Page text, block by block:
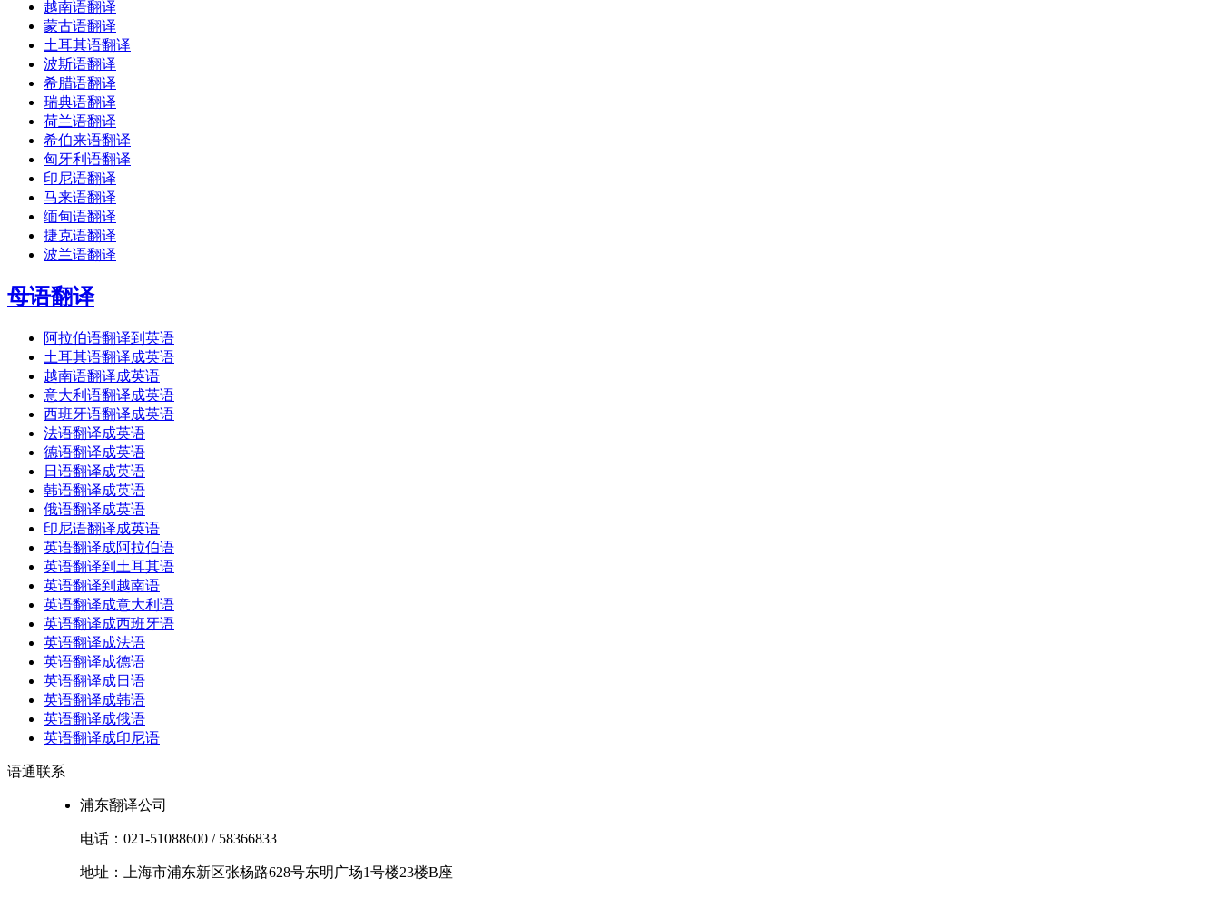
越南语翻译
蒙古语翻译
土耳其语翻译
波斯语翻译
希腊语翻译
瑞典语翻译
荷兰语翻译
希伯来语翻译
匈牙利语翻译
印尼语翻译
马来语翻译
缅甸语翻译
捷克语翻译
波兰语翻译
母语翻译
阿拉伯语翻译到英语
土耳其语翻译成英语
越南语翻译成英语
意大利语翻译成英语
西班牙语翻译成英语
法语翻译成英语
德语翻译成英语
日语翻译成英语
韩语翻译成英语
俄语翻译成英语
印尼语翻译成英语
英语翻译成阿拉伯语
英语翻译到土耳其语
英语翻译到越南语
英语翻译成意大利语
英语翻译成西班牙语
英语翻译成法语
英语翻译成德语
英语翻译成日语
英语翻译成韩语
英语翻译成俄语
英语翻译成印尼语
语通联系
浦东翻译公司
电话： 021-51088600 / 58366833
地址： 上海市浦东新区张杨路628号东明广场1号楼23楼B座